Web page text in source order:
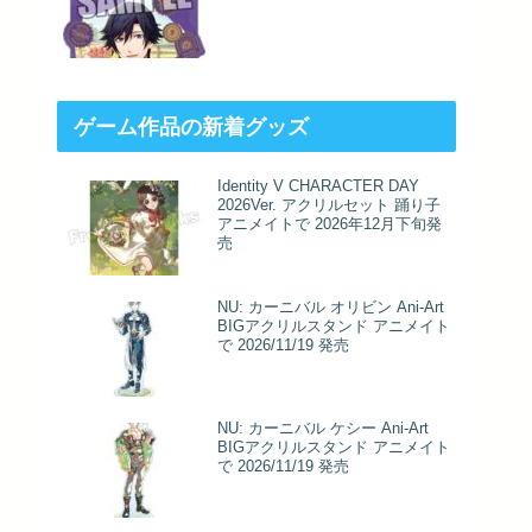
ゲーム作品の新着グッズ
Identity V CHARACTER DAY
2026Ver. アクリルセット 踊り子
アニメイトで 2026年12月下旬発
売
NU: カーニバル オリビン Ani-Art
BIGアクリルスタンド アニメイト
で 2026/11/19 発売
NU: カーニバル ケシー Ani-Art
BIGアクリルスタンド アニメイト
で 2026/11/19 発売